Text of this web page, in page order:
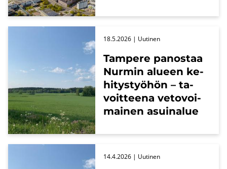
Tam­pe­re pa­nos­taa
Nur­min alu­een ke­
hi­tys­työ­hön – ta­
voit­tee­na ve­to­voi­
mai­nen asui­na­lue
18.5.2026 | Uu­ti­nen
14.4.2026 | Uu­ti­nen